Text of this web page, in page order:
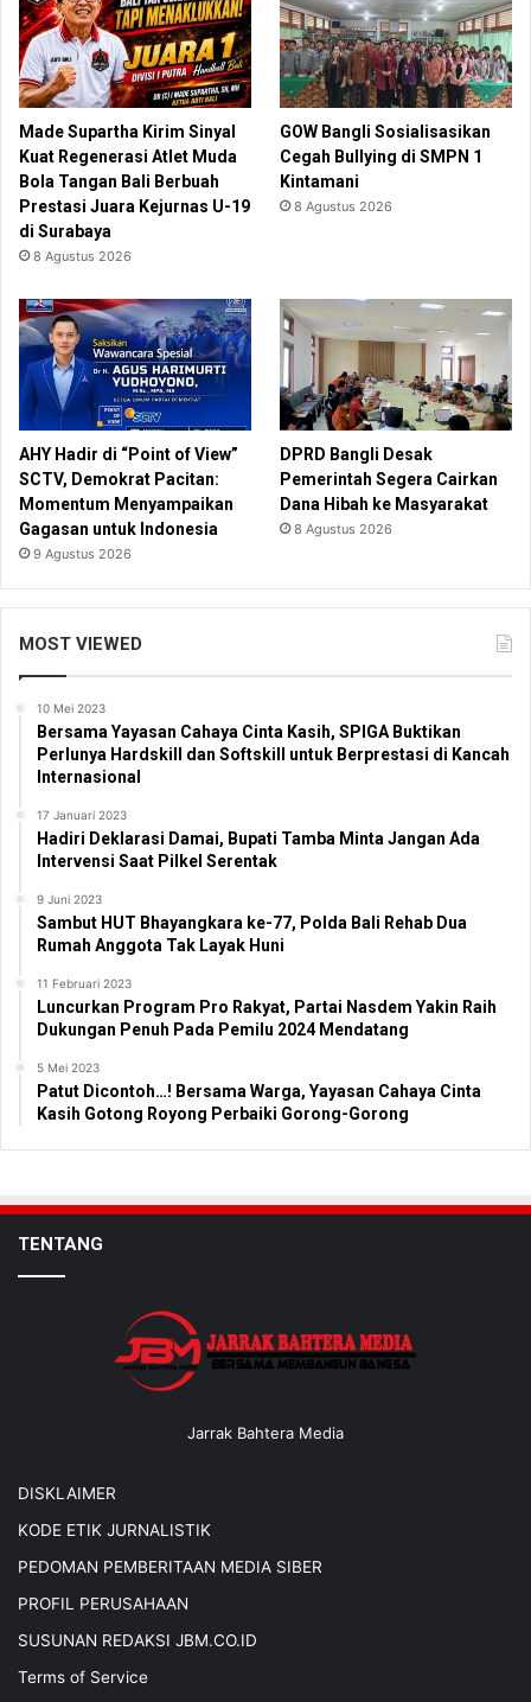
Made Supartha Kirim Sinyal
Kuat Regenerasi Atlet Muda
Bola Tangan Bali Berbuah
Prestasi Juara Kejurnas U-19
di Surabaya
8 Agustus 2026
GOW Bangli Sosialisasikan
Cegah Bullying di SMPN 1
Kintamani
8 Agustus 2026
AHY Hadir di “Point of View”
SCTV, Demokrat Pacitan:
Momentum Menyampaikan
Gagasan untuk Indonesia
9 Agustus 2026
DPRD Bangli Desak
Pemerintah Segera Cairkan
Dana Hibah ke Masyarakat
8 Agustus 2026
MOST VIEWED
10 Mei 2023
Bersama Yayasan Cahaya Cinta Kasih, SPIGA Buktikan
Perlunya Hardskill dan Softskill untuk Berprestasi di Kancah
Internasional
17 Januari 2023
Hadiri Deklarasi Damai, Bupati Tamba Minta Jangan Ada
Intervensi Saat Pilkel Serentak
9 Juni 2023
Sambut HUT Bhayangkara ke-77, Polda Bali Rehab Dua
Rumah Anggota Tak Layak Huni
11 Februari 2023
Luncurkan Program Pro Rakyat, Partai Nasdem Yakin Raih
Dukungan Penuh Pada Pemilu 2024 Mendatang
5 Mei 2023
Patut Dicontoh…! Bersama Warga, Yayasan Cahaya Cinta
Kasih Gotong Royong Perbaiki Gorong-Gorong
TENTANG
Jarrak Bahtera Media
DISKLAIMER
KODE ETIK JURNALISTIK
PEDOMAN PEMBERITAAN MEDIA SIBER
PROFIL PERUSAHAAN
SUSUNAN REDAKSI JBM.CO.ID
Terms of Service